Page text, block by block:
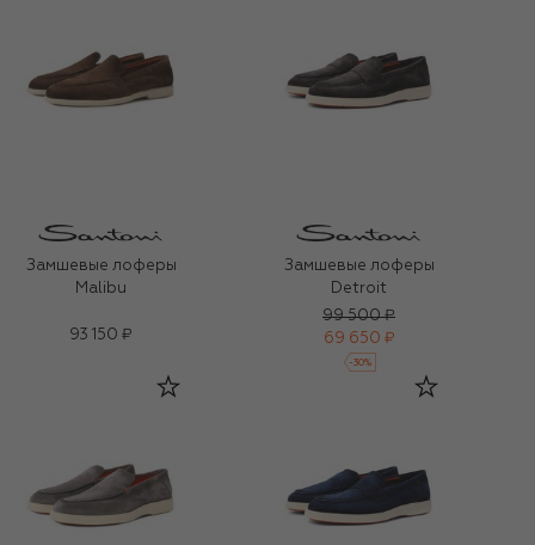
Замшевые лоферы
Malibu
93 150 ₽
Замшевые лоферы
Detroit
99 500 ₽
69 650 ₽
-30%